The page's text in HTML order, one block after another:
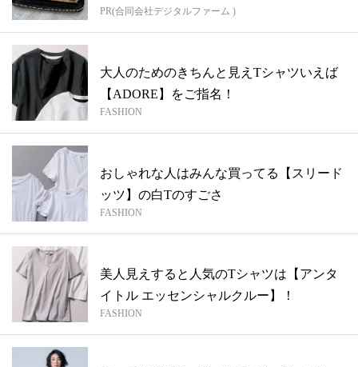
PR(合同会社デジタルファーム )
大人のためのきちんと見えTシャツいえば
【ADORE】をご指名！
FASHION
おしゃれな人はみんな買ってる【スリード
ッツ】の白Tのすごさ
FASHION
美人見えすると人気のTシャツは【アンタ
イトル エッセンシャルクルー】！
FASHION